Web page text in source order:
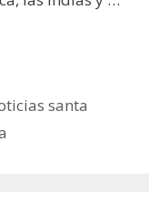
santa